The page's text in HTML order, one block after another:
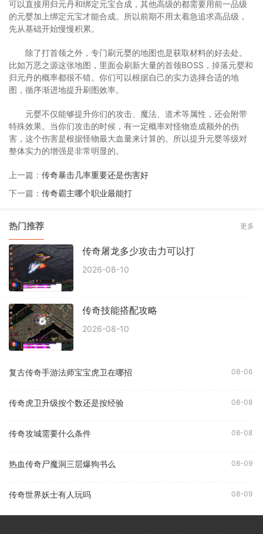
可以直接用归元丹和绑定元宝合成，其他高级的都需要用前一品级
的元婴加上绑定元宝才能合成。所以前期不用太着急追求高品级，
先从基础开始慢慢积累。
除了打首领之外，专门刷元婴的地图也是获取材料的好去处。
比如万恶之源这张地图，里面会刷新大量的首领BOSS，掉落元婴和
归元丹的概率都很不错。你们可以根据自己的实力选择合适的地
图，循序渐进地提升刷图效率。
元婴不仅能够提升你们的攻击、魔法、道术等属性，还会附带
特殊效果。当你们攻击的时候，有一定概率对怪物造成额外的伤
害，这个伤害是根据怪物最大血量来计算的。所以提升元婴等级对
整体实力的增强是非常明显的。
上一篇： 传奇暴击几率重要还是伤害好
下一篇： 传奇霸主哪个职业最能打
热门推荐 更多
传奇屠龙多少攻击力可以打
2026-08-10
传奇技能搭配攻略
2026-08-10
复古传奇手游法师宝宝虎卫在哪招 08-06
传奇虎卫升级按个数还是按经验 08-08
传奇攻城需要什么条件 08-08
热血传奇尸魔洞三层爆狗书么 08-09
传奇世界妖士有人玩吗 08-09